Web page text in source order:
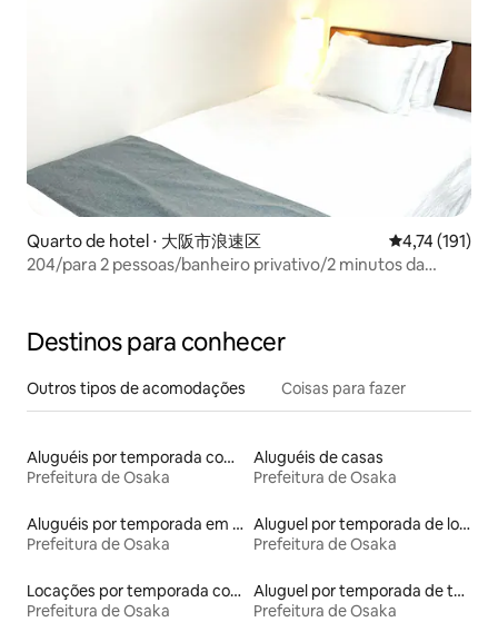
Quarto de hotel ⋅ 大阪市浪速区 4,74 de uma
4,74 (191)
204/para 2 pessoas/banheiro privativo/2 minutos da
Destinos para conhecer
Outros tipos de acomodações Coisas para fazer
Aluguéis por temporada com acesso ao lago
Prefeitura de Osaka
Aluguéis de casas
Prefeitura de Osaka
Aluguéis por temporada em albergue
Prefeitura de Osaka
Aluguel por temporada de lofts
Prefeitura de Osaka
Locações por temporada com piscina
Prefeitura de Osaka
Aluguel por temporada de townhouses
Prefeitura de Osaka